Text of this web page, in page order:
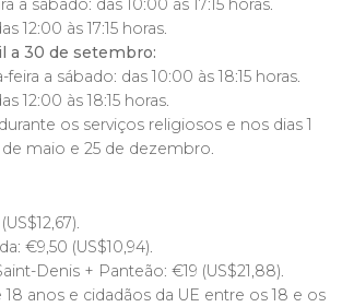
a sábado: das 10:00 às 17:15 horas.
12:00 às 17:15 horas.
a 30 de setembro:
a sábado: das 10:00 às 18:15 horas.
12:00 às 18:15 horas.
durante os serviços religiosos e nos dias 1
de maio e 25 de dezembro.
US$12,67).
€9,50 (US$10,94).
Denis + Panteão: €19 (US$21,88).
anos e cidadãos da UE entre os 18 e os